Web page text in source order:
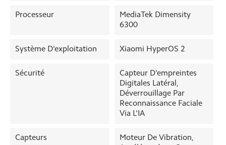
Processeur
MediaTek Dimensity
6300
Système D'exploitation Xiaomi HyperOS 2
Sécurité
Capteur D'empreintes
Digitales Latéral,
Déverrouillage Par
Reconnaissance Faciale
Via L'IA
Capteurs
Moteur De Vibration,